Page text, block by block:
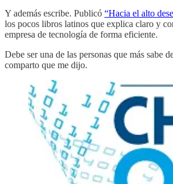
Y además escribe. Publicó “Hacia el alto
los pocos libros latinos que explica claro y
empresa de tecnología de forma eficiente.
Debe ser una de las personas que más sabe
comparto que me dijo.